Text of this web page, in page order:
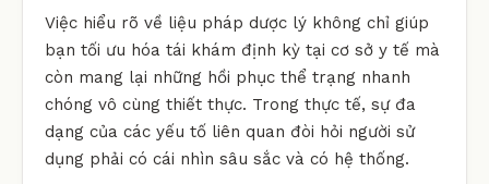
Việc hiểu rõ về liệu pháp dược lý không chỉ giúp
bạn tối ưu hóa tái khám định kỳ tại cơ sở y tế mà
còn mang lại những hồi phục thể trạng nhanh
chóng vô cùng thiết thực. Trong thực tế, sự đa
dạng của các yếu tố liên quan đòi hỏi người sử
dụng phải có cái nhìn sâu sắc và có hệ thống.